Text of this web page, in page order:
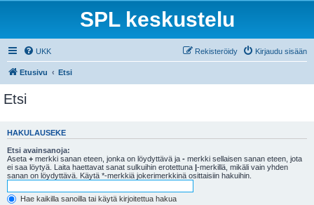
SPL keskustelu
UKK Kirjaudu sisään
Rekisteröidy
Etusivu Etsi
Etsi
HAKULAUSEKE
Etsi avainsanoja:
Aseta + merkki sanan eteen, jonka on löydyttävä ja - merkki sellaisen sanan eteen, jota
ei saa löytyä. Laita haettavat sanat sulkuihin erotettuna |-merkillä, mikäli vain yhden
sanan on löydyttävä. Käytä *-merkkiä jokerimerkkinä osittaisiin hakuihin.
Hae kaikilla sanoilla tai käytä kirjoitettua hakua